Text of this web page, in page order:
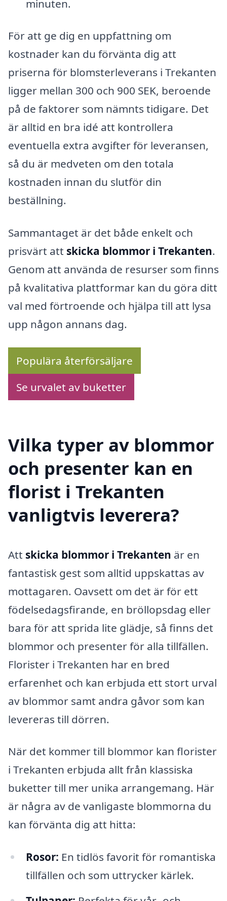
minuten.
För att ge dig en uppfattning om
kostnader kan du förvänta dig att
priserna för blomsterleverans i Trekanten
ligger mellan 300 och 900 SEK, beroende
på de faktorer som nämnts tidigare. Det
är alltid en bra idé att kontrollera
eventuella extra avgifter för leveransen,
så du är medveten om den totala
kostnaden innan du slutför din
beställning.
Sammantaget är det både enkelt och
prisvärt att skicka blommor i Trekanten.
Genom att använda de resurser som finns
på kvalitativa plattformar kan du göra ditt
val med förtroende och hjälpa till att lysa
upp någon annans dag.
Populära återförsäljare
Se urvalet av buketter
Vilka typer av blommor
och presenter kan en
florist i Trekanten
vanligtvis leverera?
Att skicka blommor i Trekanten är en
fantastisk gest som alltid uppskattas av
mottagaren. Oavsett om det är för ett
födelsedagsfirande, en bröllopsdag eller
bara för att sprida lite glädje, så finns det
blommor och presenter för alla tillfällen.
Florister i Trekanten har en bred
erfarenhet och kan erbjuda ett stort urval
av blommor samt andra gåvor som kan
levereras till dörren.
När det kommer till blommor kan florister
i Trekanten erbjuda allt från klassiska
buketter till mer unika arrangemang. Här
är några av de vanligaste blommorna du
kan förvänta dig att hitta:
Rosor: En tidlös favorit för romantiska
tillfällen och som uttrycker kärlek.